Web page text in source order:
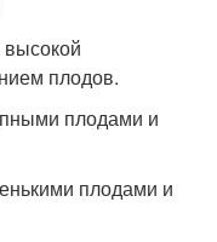
высокой
плодов.
плодами и
плодами и